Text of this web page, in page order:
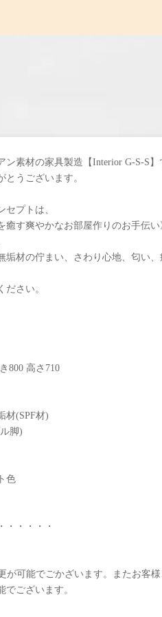
ン素材の家具製造【Interior G-S-S】
とうございます。
セプトは、
癒す爽やかなお部屋作りのお手伝い
垢材の佇まい、さわり心地、匂い
ださい。
800 高さ710
材(SPF材)
脚)
色
・・・・・
が可能でごかざいます。またお客
でございます。